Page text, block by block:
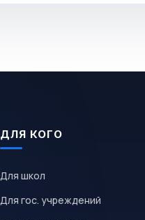
ДЛЯ КОГО
Для школ
Для гос. учреждений